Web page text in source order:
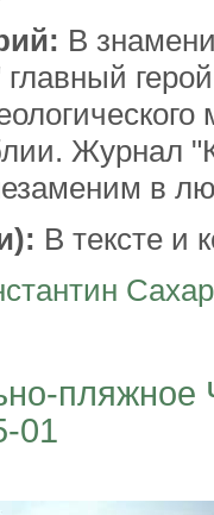
В
Журнал
в
В тексте и
пляжное
01